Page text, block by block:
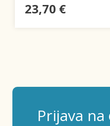
23,70 €
Prijava na